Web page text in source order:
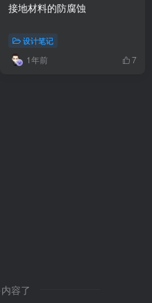
接地材料的防腐蚀
设计笔记
1年前 7
容了